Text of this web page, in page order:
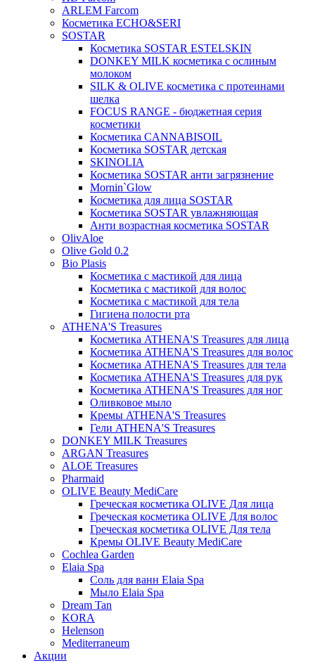
ARLEM Farcom
Косметика ECHO&SERI
SOSTAR
Косметика SOSTAR ESTELSKIN
DONKEY MILK косметика с ослиным
молоком
SILK & OLIVE косметика с протеинами
шелка
FOCUS RANGE - бюджетная серия
косметики
Косметика CANNABISOIL
Косметика SOSTAR детская
SKINOLIA
Косметика SOSTAR анти загрязнение
Mornin`Glow
Косметика для лица SOSTAR
Косметика SOSTAR увлажняющая
Анти возрастная косметика SOSTAR
OlivAloe
Olive Gold 0.2
Bio Plasis
Косметика с мастикой для лица
Косметика с мастикой для волос
Косметика с мастикой для тела
Гигиена полости рта
ATHENA'S Treasures
Косметика ATHENA'S Treasures для лица
Косметика ATHENA'S Treasures для волос
Косметика ATHENA'S Treasures для тела
Косметика ATHENA'S Treasures для рук
Косметика ATHENA'S Treasures для ног
Оливковое мыло
Кремы ATHENA'S Treasures
Гели ATHENA'S Treasures
DONKEY MILK Treasures
ARGAN Treasures
ALOE Treasures
Pharmaid
OLIVE Beauty MediCare
Греческая косметика OLIVE Для лица
Греческая косметика OLIVE Для волос
Греческая косметика OLIVE Для тела
Кремы OLIVE Beauty MediCare
Cochlea Garden
Elaia Spa
Соль для ванн Elaia Spa
Мыло Elaia Spa
Dream Tan
KORA
Helenson
Mediterraneum
Акции